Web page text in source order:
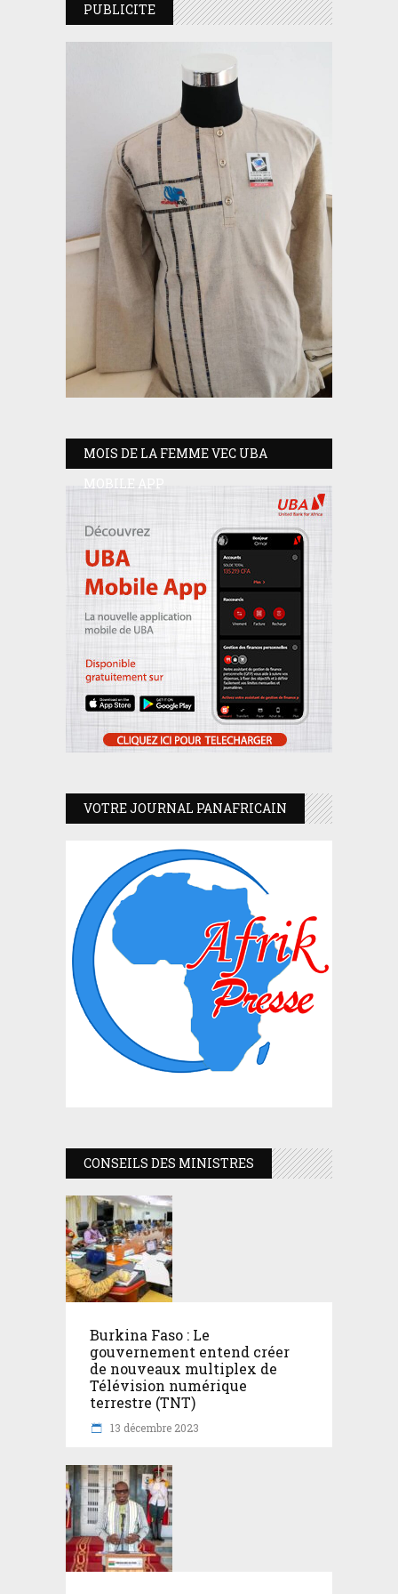
PUBLICITE
MOIS DE LA FEMME VEC UBA
MOBILE APP
VOTRE JOURNAL PANAFRICAIN
CONSEILS DES MINISTRES
Burkina Faso : Le
gouvernement entend créer
de nouveaux multiplex de
Télévision numérique
terrestre (TNT)
13 décembre 2023